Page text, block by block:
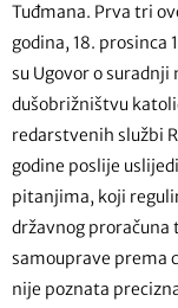
Tuđmana. Prva tri
godina, 18.
su Ugovor o suradnji
dušobrižništvu
redarstvenih službi
godine poslije
pitanjima, koji
državnog proračuna
samouprave prema
nije poznata